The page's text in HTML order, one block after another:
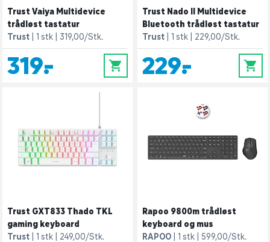
Trust Vaiya Multidevice
trådløst tastatur
Trust
1 stk 319,00/Stk.
319,- 0
Trust Nado II Multidevice
Bluetooth trådløst tastatur
Trust
1 stk 229,00/Stk.
229,- 0
Trust GXT833 Thado TKL
gaming keyboard
Trust
1 stk 249,00/Stk.
Rapoo 9800m trådløst
keyboard og mus
RAPOO
1 stk 599,00/Stk.